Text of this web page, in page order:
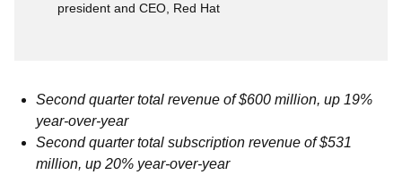
president and CEO, Red Hat
Second quarter total revenue of $600 million, up 19%
year-over-year
Second quarter total subscription revenue of $531
million, up 20% year-over-year